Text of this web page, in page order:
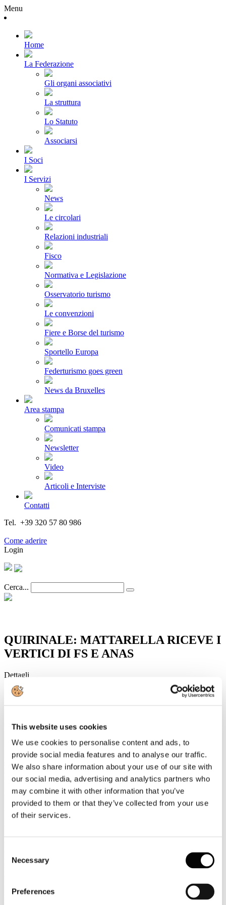
This website uses cookies
We use cookies to personalise content and ads, to
provide social media features and to analyse our traffic.
We also share information about your use of our site with
our social media, advertising and analytics partners who
may combine it with other information that you’ve
provided to them or that they’ve collected from your use
of their services.
Selection
Necessary
Preferences
Menu
Home
La Federazione
Gli organi associativi
La struttura
Lo Statuto
Associarsi
I Soci
I Servizi
News
Le circolari
Relazioni industriali
Fisco
Normativa e Legislazione
Osservatorio turismo
Le convenzioni
Fiere e Borse del turismo
Sportello Europa
Federturismo goes green
News da Bruxelles
Area stampa
Comunicati stampa
Newsletter
Video
Articoli e Interviste
Contatti
Tel. +39 320 57 80 986
Come aderire
Login
Cerca...
QUIRINALE: MATTARELLA RICEVE I
VERTICI DI FS E ANAS
Dettagli
Novant’anni di storia e una nuova sfida di innovazione e crescita al
servizio del Paese come parte integrante del polo delle infrastrutture
e dei trasporti nato con l’ingresso nel Gruppo Ferrovie dello Stato
Italiane.
Un doppio traguardo per Anas (Gruppo FS Italiane), la società che
gestisce oltre 26mila km di strade e autostrade, accompagnando dal
1928 lo sviluppo del Paese anche sotto il profilo della crescita
Quirinale con il Presidente della Repubblica, Sergio Mattarella, che
ha ricevuto una delegazione composta tra gli altri da Gioia Ghezzi e
Renato Mazzoncini, Presidente e Amministratore Delegato Gruppo
“L’appuntamento del 90esimo di Anas - ha dichiarato